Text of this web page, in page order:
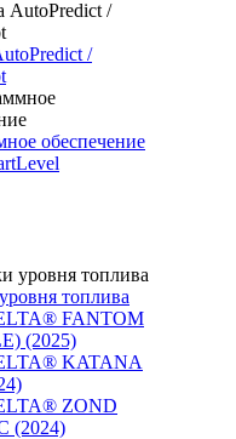
/
обеспечение
топлива
FANTOM
(2025)
KATANA
ZOND
(2024)